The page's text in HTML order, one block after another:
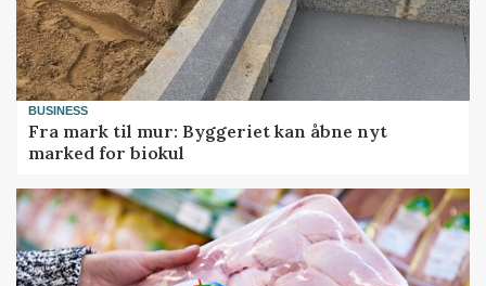
BUSINESS
Fra mark til mur: Byggeriet kan åbne nyt
marked for biokul